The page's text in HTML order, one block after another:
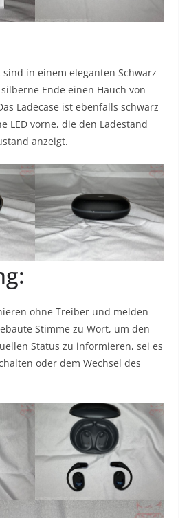
in einem eleganten Schwarz
Ende einen Hauch von
Ladecase ist ebenfalls schwarz
LED vorne, die den Ladestand
anzeigt.
ohne Treiber und melden
Stimme zu Wort, um den
Status zu informieren, sei es
oder dem Wechsel des